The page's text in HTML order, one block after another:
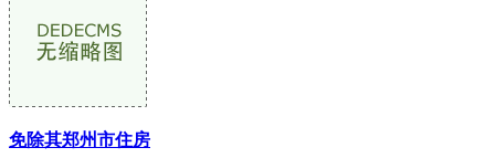
免除其郑州市住房